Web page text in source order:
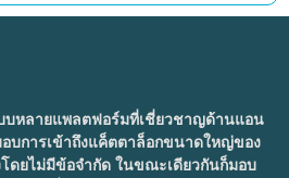
บหลายแพลตฟอร์มที่เชี่ยวชาญด้านแอน
อบการเข้าถึงแค็ตตาล็อกขนาดใหญ่ของ
ดยไม่มีข้อจำกัด ในขณะเดียวกันก็มอบ